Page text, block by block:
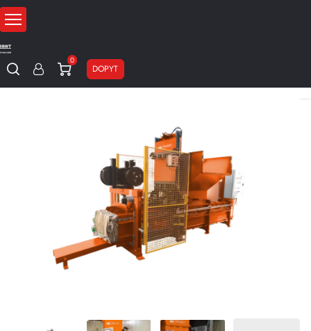
0
DOPYT